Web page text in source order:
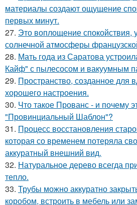
материалы создают ощущение
первых минут.
27. Это воплощение спокойствия,
солнечной атмосферы
28. Мать года из Саратова
Кайф" с пылесосом и вакуумным
29. Пространство, созданное для
хорошего настроения.
30. Что такое Прованс - и почему
"Провинциальный Шаблон"?
31. Процесс восстановления
которая со временем потеряла
аккуратный внешний вид.
32. Натуральное дерево всегда
тепло.
33. Трубы можно аккуратно
коробом, встроить в мебель или